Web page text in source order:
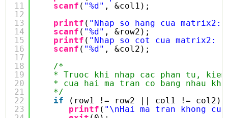
11
12
13
14
15
16
17
18
19
20
21
22
23
scanf ( "%d" , &col1);
printf ( "Nhap so hang cua matrix2:
scanf ( "%d" , &row2);
printf ( "Nhap so cot cua matrix2: "
scanf ( "%d" , &col2);
/*
* Truoc khi nhap cac phan tu,
* cua hai ma tran co bang nhau
*/
if
(row1 != row2 || col1 != col2)
printf ( "\nHai ma tran khong